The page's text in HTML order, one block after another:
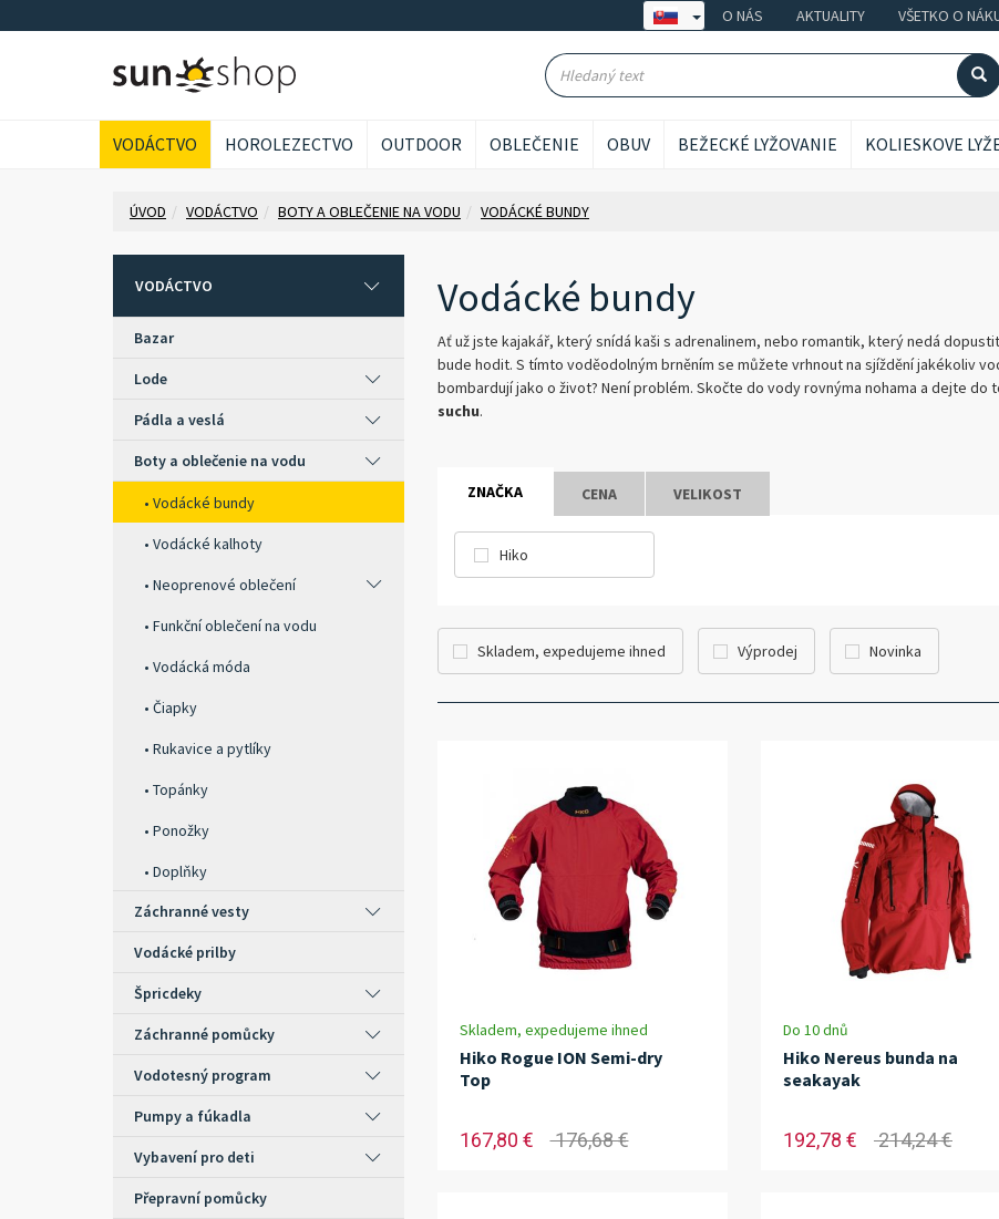
O NÁS AKTUALITY VŠETKO O
VODÁCTVO HOROLEZECTVO OUTDOOR OBLEČENIE OBUV BEŽECKÉ LYŽOVANIE KOLIESKOVE
ÚVOD VODÁCTVO BOTY A OBLEČENIE NA VODU VODÁCKÉ BUNDY
VODÁCTVO
Bazar
Lode
Pádla a veslá
Boty a oblečenie na vodu
Vodácké bundy
Vodácké kalhoty
Neoprenové oblečení
Funkční oblečení na vodu
Vodácká móda
Čiapky
Rukavice a pytlíky
Topánky
Ponožky
Doplňky
Záchranné vesty
Vodácké prilby
Špricdeky
Záchranné pomůcky
Vodotesný program
Pumpy a fúkadla
Vybavení pro deti
Přepravní pomůcky
Vodácké bundy
Ať už jste kajakář, který snídá kaši s adrenalinem, nebo romantik, který nedá
bude hodit. S tímto voděodolným brněním se můžete vrhnout na sjíždění jakékoliv
bombardují jako o život? Není problém. Skočte do vody rovnýma nohama a dejte
suchu.
ZNAČKA CENA VELIKOST
Hiko
Skladem, expedujeme ihned Výprodej Novinka
Skladem, expedujeme ihned
Hiko Rogue ION Semi-dry
Top
167,80 € 176,68 €
Do 10 dnů
Hiko Nereus bunda na
seakayak
192,78 € 214,24 €